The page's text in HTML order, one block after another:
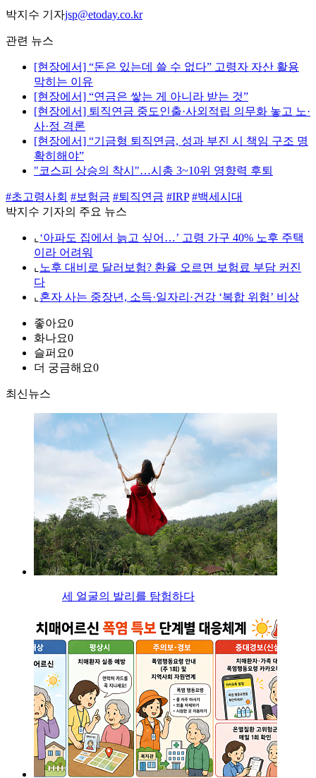
박지수 기자jsp@etoday.co.kr
관련 뉴스
[현장에서] “돈은 있는데 쓸 수 없다” 고령자 자산 활용
막히는 이유
[현장에서] “연금은 쌓는 게 아니라 받는 것”
[현장에서] 퇴직연금 중도인출·사외적립 의무화 놓고 노·
사·정 격론
[현장에서] “기금형 퇴직연금, 성과 부진 시 책임 구조 명
확히해야”
"코스피 상승의 착시"…시총 3~10위 영향력 후퇴
#초고령사회 #보험금 #퇴직연금 #IRP #백세시대
박지수 기자의 주요 뉴스
⌞ ‘아파도 집에서 늙고 싶어…’ 고령 가구 40% 노후 주택
이라 어려워
⌞ 노후 대비로 달러보험? 환율 오르면 보험료 부담 커진
다
⌞ 혼자 사는 중장년, 소득·일자리·건강 ‘복합 위험’ 비상
좋아요0
화나요0
슬퍼요0
더 궁금해요0
최신뉴스
세 얼굴의 발리를 탐험하다